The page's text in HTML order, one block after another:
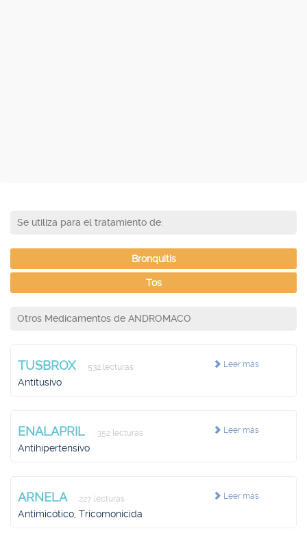
Se utiliza para el tratamiento de:
Bronquitis
Tos
Otros Medicamentos de ANDROMACO
Leer más
TUSBROX 532 lecturas
Antitusivo
Leer más
ENALAPRIL 352 lecturas
Antihipertensivo
Leer más
ARNELA 227 lecturas
Antimicótico, Tricomonicida